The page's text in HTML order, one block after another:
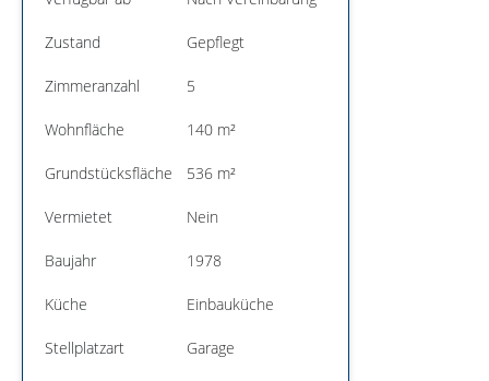
Zustand Gepflegt
Zimmeranzahl 5
Wohnfläche 140 m²
Grundstücksfläche 536 m²
Vermietet Nein
Baujahr 1978
Küche Einbauküche
Stellplatzart Garage